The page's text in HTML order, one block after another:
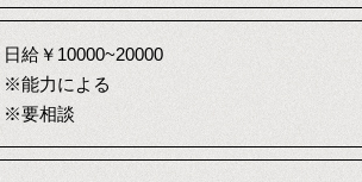
日給￥10000~20000
※能力による
※要相談